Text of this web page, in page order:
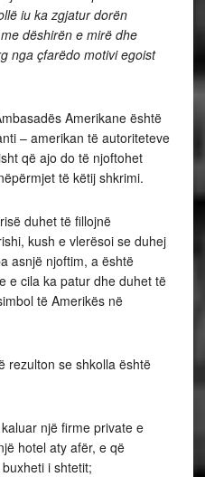
iu ka zgjatur dorën
dëshirën e mirë dhe
nga çfarëdo motivi egoist
Amerikane është
– amerikan të autoriteteve
që ajo do të njoftohet
të këtij shkrimi.
duhet të fillojnë
kush e vlerësoi se duhej
asnjë njoftim, a është
e cila ka patur dhe duhet të
të Amerikës në
rezulton se shkolla është
një firme private e
hotel aty afër, e që
i shtetit;